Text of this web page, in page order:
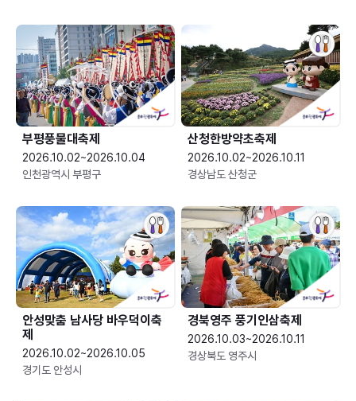
부평풍물대축제
2026.10.02~2026.10.04
인천광역시 부평구
산청한방약초축제
2026.10.02~2026.10.11
경상남도 산청군
안성맞춤 남사당 바우덕이축
제
2026.10.02~2026.10.05
경기도 안성시
경북영주 풍기인삼축제
2026.10.03~2026.10.11
경상북도 영주시